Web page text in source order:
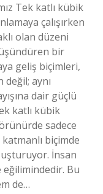
Tek katlı kübik
çalışırken
olan düzeni
bir
geliş biçimleri,
aynı
dair güçlü
katlı kübik
sadece
biçimde
İnsan
eğilimindedir. Bu
de…